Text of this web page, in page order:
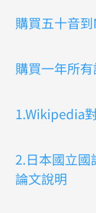
購買五十音
購買一年所
1.Wikipedia
2.日本國立
論文說明